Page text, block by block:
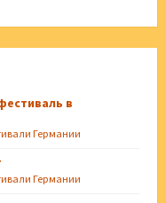
в
Германии
Германии